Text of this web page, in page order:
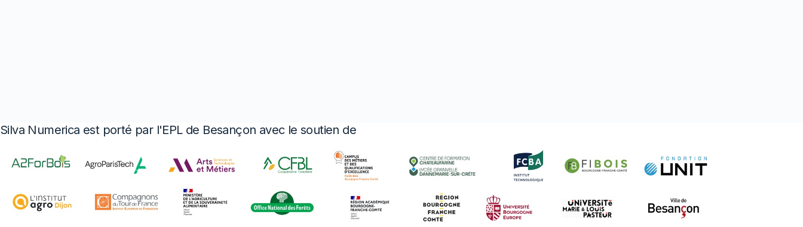
Silva Numerica est porté par l'EPL de Besançon avec le soutien de